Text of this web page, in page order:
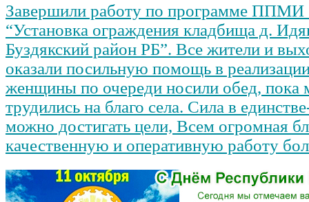
Завершили работу по программе ППМИ
“Установка ограждения кладбища д.
Буздякский район РБ”. Все жители и
оказали посильную помощь в
женщины по очереди носили обед,
трудились на благо села. Сила в
можно достигать цели, Всем огромная
качественную и оперативную работу